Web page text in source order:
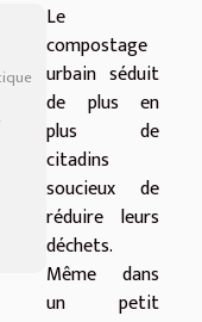
Le
compostage
urbain séduit
de plus en
plus de
citadins
soucieux de
réduire leurs
déchets.
Même dans
un petit